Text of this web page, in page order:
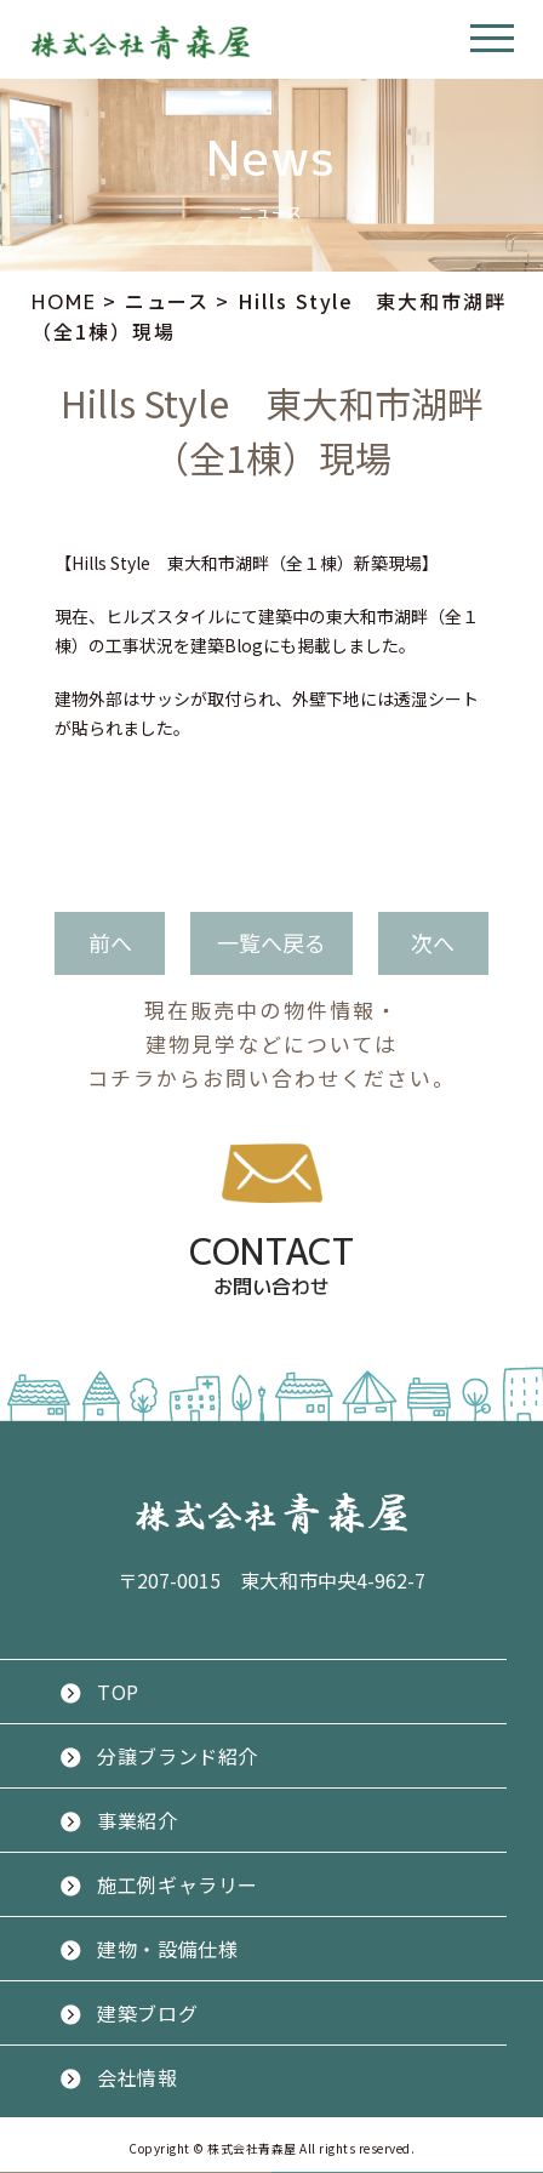
News
ニュース
HOME > ニュース > Hills Style 東大和市湖畔
（全1棟）現場
Hills Style 東大和市湖畔
（全1棟）現場
【Hills Style 東大和市湖畔（全１棟）新築現場】
現在、ヒルズスタイルにて建築中の東大和市湖畔（全１
棟）の工事状況を建築Blogにも掲載しました。
建物外部はサッシが取付られ、外壁下地には透湿シート
が貼られました。
前へ 一覧へ戻る 次へ
現在販売中の物件情報・
建物見学などについては
コチラからお問い合わせください。
CONTACT
お問い合わせ
〒207-0015 東大和市中央4-962-7
TOP
分譲ブランド紹介
事業紹介
施工例ギャラリー
建物・設備仕様
建築ブログ
会社情報
Copyright © 株式会社青森屋 All rights reserved.